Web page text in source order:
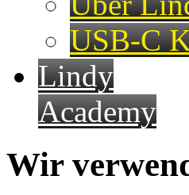
USB-C
Lindy
Academy
Wir